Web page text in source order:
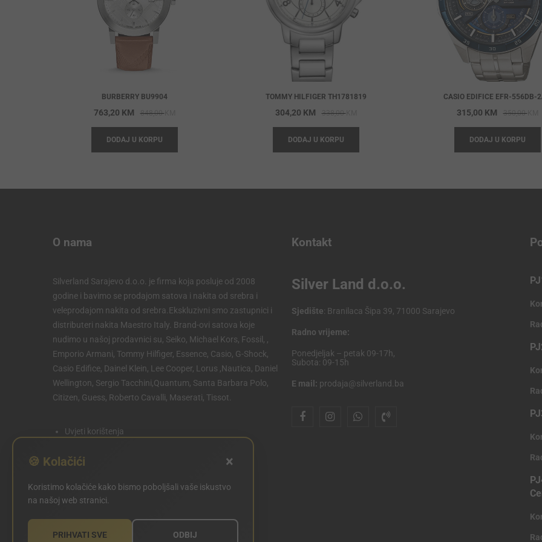
BURBERRY BU9904
848,00KM
price
848,00 KM.
763,20 KM
price
763,20 KM.
DODAJ U KORPU
TOMMY HILFIGER TH1781819
338,00KM
price
338,00 KM.
304,20 KM
price
304,20 KM.
DODAJ U KORPU
CASIO EDIFICE EFR-556DB-
350,00KM
315,00 KM
DODAJ U KORPU
O nama
Silverland Sarajevo d.o.o. je firma koja posluje od 2008
godine i bavimo se prodajom satova i nakita od srebra i
veleprodajom nakita od srebra.Ekskluzivni smo zastupnici i
distributeri nakita Maestro Italy. Brand-ovi satova koje
nudimo u našoj prodavnici su, Seiko, Michael Kors, Fossil, ,
Emporio Armani, Tommy Hilfiger, Essence, Casio, G-Shock,
Casio Edifice, Dainel Klein, Lee Cooper, Lorus ,Nautica, Daniel
Wellington, Sergio Tacchini,Quantum, Santa Barbara Polo,
Citizen, Guess, Roberto Cavalli, Maserati, Tissot.
Uvjeti korištenja
Politika kolačića
POSTAVKE KOLAČIĆA
Kontakt
Silver Land d.o.o.
Sjedište: Branilaca Šipa 39, 71000 Sarajevo
Radno vrijeme:
Ponedjeljak – petak 09-17h,
Subota: 09-15h
E mail: prodaja@silverland.ba
🍪 Kolačići ×
Koristimo kolačiće kako bismo poboljšali vaše iskustvo
na našoj web stranici.
PRIHVATI SVE ODBIJ